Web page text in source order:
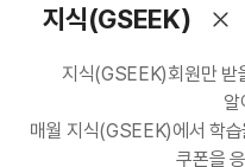
지식(GSEEK)
지식(GSEEK)회원만 받
알
매월 지식(GSEEK)에서 학
쿠폰을